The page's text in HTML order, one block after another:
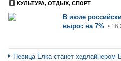
КУЛЬТУРА, ОТДЫХ, СПОРТ
В июле
вырос на 7% •
Певица Ёлка станет хедлайнером